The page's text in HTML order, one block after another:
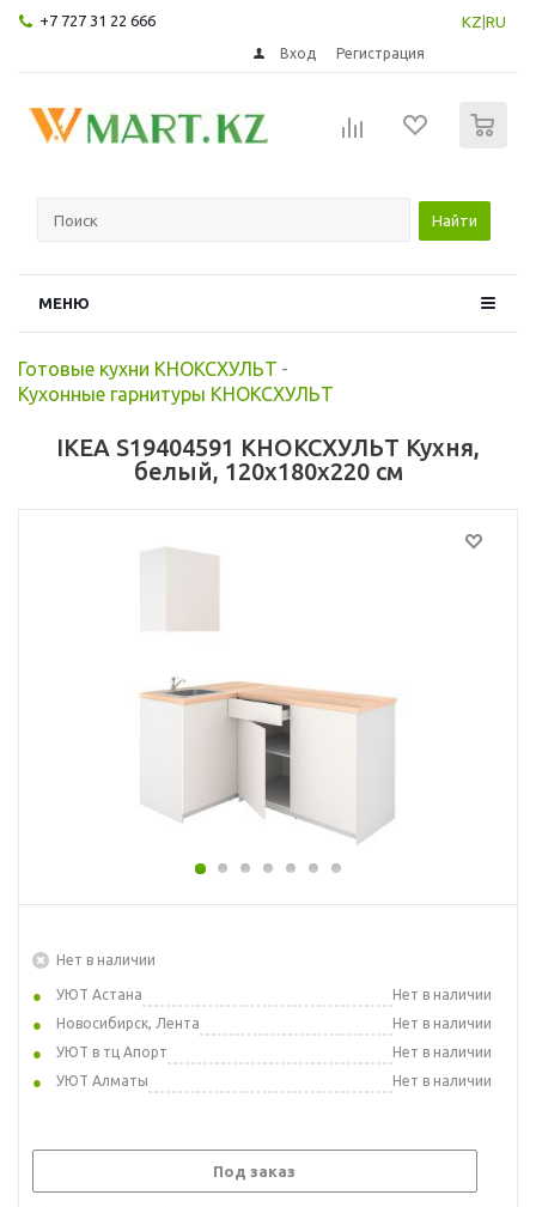
+7 727 31 22 666 KZ RU
Вход Регистрация
Найти
МЕНЮ
Готовые кухни КНОКСХУЛЬТ -
Кухонные гарнитуры КНОКСХУЛЬТ
IKEA S19404591 КНОКСХУЛЬТ Кухня,
белый, 120x180x220 см
Нет в наличии
УЮТ Астана
Нет в наличии
Новосибирск, Лента
Нет в наличии
УЮТ в тц Апорт
Нет в наличии
УЮТ Алматы
Нет в наличии
Под заказ